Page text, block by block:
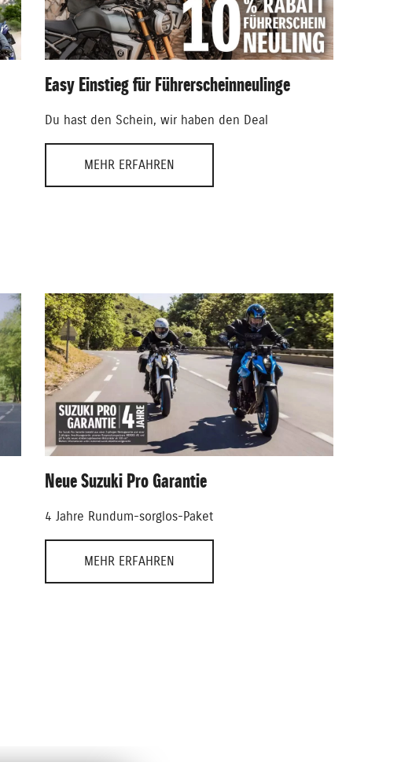
Easy Einstieg für Führerscheinneulinge
Du hast den Schein, wir haben den Deal
MEHR ERFAHREN
Neue Suzuki Pro Garantie
4 Jahre Rundum-sorglos-Paket
MEHR ERFAHREN